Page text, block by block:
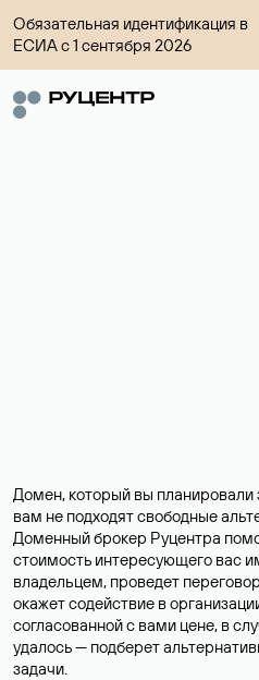
Обязательная идентификация в
ЕСИА с 1 сентября 2026
Домен, который вы планировали
вам не подходят свободные
Доменный брокер Руцентра
стоимость интересующего вас
владельцем, проведет
окажет содействие в
согласованной с вами цене, в
удалось — подберет
задачи.